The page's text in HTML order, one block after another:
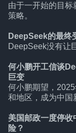
由于一开始的目
策略。
DeepSeek的最终
DeepSeek没有让
何小鹏开工信谈
巨变
何小鹏期望，
和地区，成为中国
美国邮政一度停
险？